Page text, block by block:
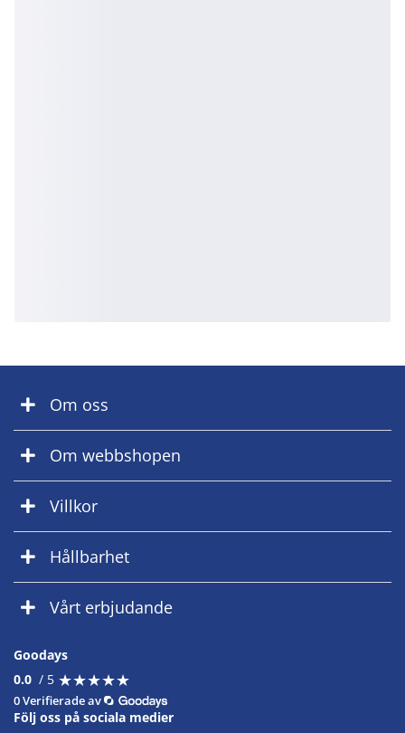
Om oss
Om webbshopen
Villkor
Hållbarhet
Vårt erbjudande
Goodays
0.0 / 5 ★★★★★
★★★★★
0 Verifierade av
Följ oss på sociala medier